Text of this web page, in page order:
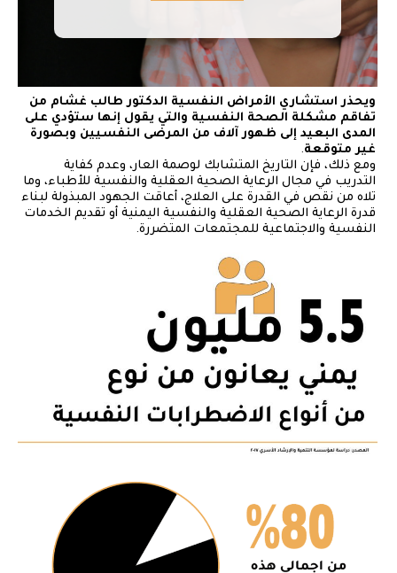
ويحذر استشاري الأمراض النفسية الدكتور طالب غشام من
تفاقم مشكلة الصحة النفسية والتي يقول إنها ستؤدي على
المدى البعيد إلى ظهور آلاف من المرضى النفسيين وبصورة
غير متوقعة.
ومع ذلك، فإن التاريخ المتشابك لوصمة العار، وعدم كفاية
التدريب في مجال الرعاية الصحية العقلية والنفسية للأطباء، وما
تلاه من نقص في القدرة على العلاج، أعاقت الجهود المبذولة لبناء
قدرة الرعاية الصحية العقلية والنفسية اليمنية أو تقديم الخدمات
النفسية والاجتماعية للمجتمعات المتضررة.